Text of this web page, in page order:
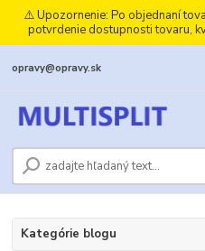
⚠️ Upozornenie: Po objednaní
potvrdenie dostupnosti tovaru,
opravy@opravy.sk
Kategórie blogu